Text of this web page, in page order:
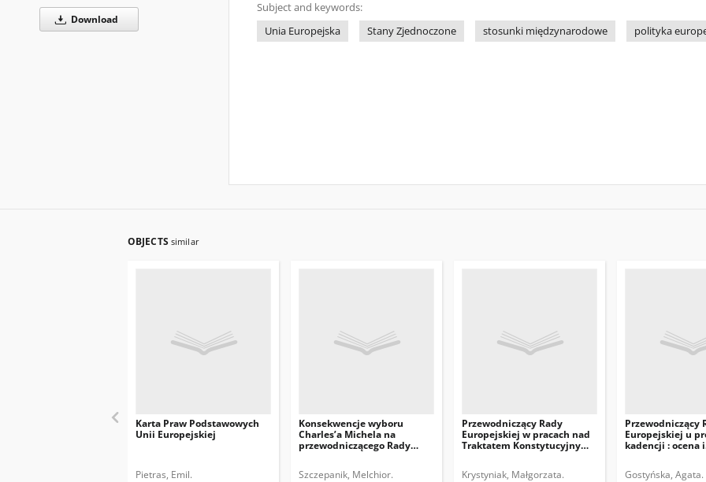
Download
Subject and keywords:
Unia Europejska
Stany Zjednoczone stosunki międzynarodowe polityka
OBJECTS similar
Karta Praw Podstawowych
Unii Europejskiej
Pietras, Emil.
Konsekwencje wyboru
Charles’a Michela na
przewodniczącego Rady
Szczepanik, Melchior.
Przewodniczący Rady
Europejskiej w pracach nad
Traktatem Konstytucyjnym
Krystyniak, Małgorzata.
Przewodniczący
Europejskiej u
kadencji : ocena i
Gostyńska, Agata.